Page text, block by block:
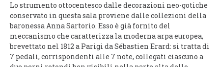
Lo strumento ottocentesco dalle decorazioni neo-gotiche
conservato in questa sala proviene dalle collezioni della
baronessa Anna Sartorio. Esso è già fornito del
meccanismo che caratterizza la moderna arpa europea,
brevettato nel 1812 a Parigi da Sébastien Erard: si tratta di
7 pedali, corrispondenti alle 7 note, collegati ciascuno a